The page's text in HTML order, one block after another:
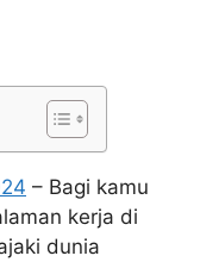
– Bagi kamu
kerja di
dunia